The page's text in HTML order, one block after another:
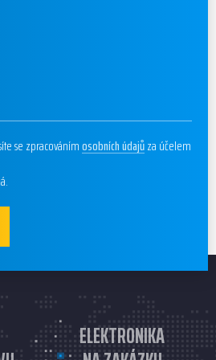
se zpracovánímosobních údajůza účelem
ELEKTRONIKA